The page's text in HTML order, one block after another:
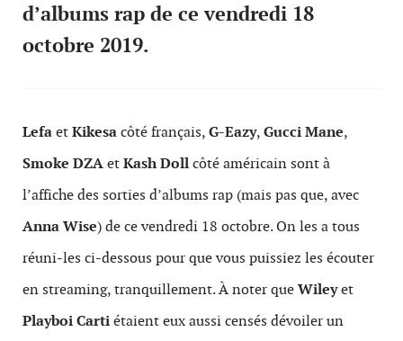
d’albums rap de ce vendredi 18
octobre 2019.
LefaetKikesacôté français,G-Eazy,Gucci Mane,
Smoke DZAetKash Dollcôté américain sont à
l’affiche des sorties d’albums rap (mais pas que, avec
Anna Wise) de ce vendredi 18 octobre. On les a tous
réuni-les ci-dessous pour que vous puissiez les écouter
en streaming, tranquillement. À noter queWileyet
Playboi Cartiétaient eux aussi censés dévoiler un